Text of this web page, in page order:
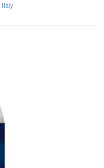
Italy